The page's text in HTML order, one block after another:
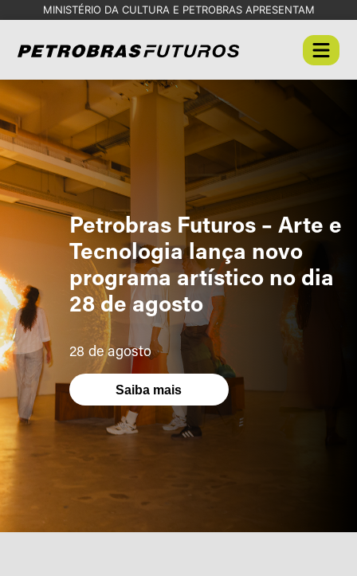
MINISTÉRIO DA CULTURA E PETROBRAS APRESENTAM
Petrobras Futuros – Arte e
Tecnologia lança novo
programa artístico no dia
28 de agosto
28 de agosto
Saiba mais